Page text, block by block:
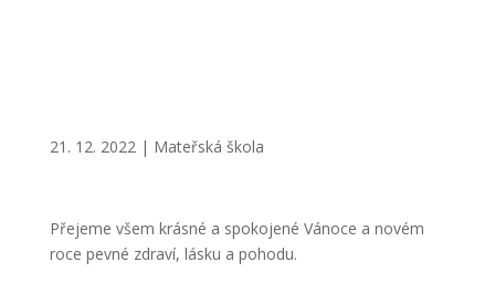
21. 12. 2022 | Mateřská škola
Přejeme všem krásné a spokojené Vánoce a novém
roce pevné zdraví, lásku a pohodu.